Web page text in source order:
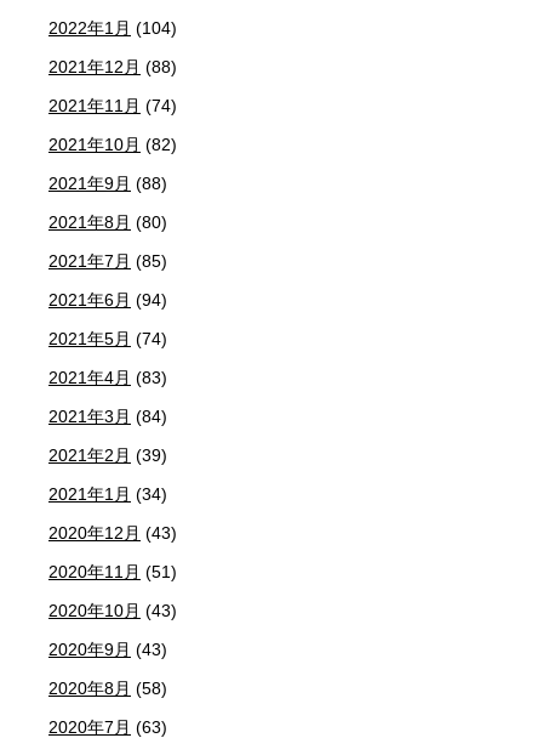
2022年1月 (104)
2021年12月 (88)
2021年11月 (74)
2021年10月 (82)
2021年9月 (88)
2021年8月 (80)
2021年7月 (85)
2021年6月 (94)
2021年5月 (74)
2021年4月 (83)
2021年3月 (84)
2021年2月 (39)
2021年1月 (34)
2020年12月 (43)
2020年11月 (51)
2020年10月 (43)
2020年9月 (43)
2020年8月 (58)
2020年7月 (63)